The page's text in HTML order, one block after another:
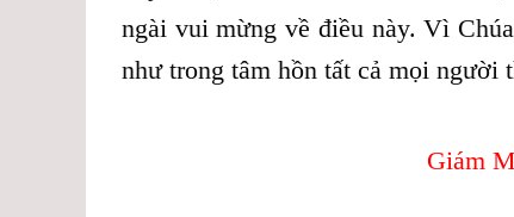
ngài vui mừng về điều này. Vì
như trong tâm hồn tất cả mọi người
Giám